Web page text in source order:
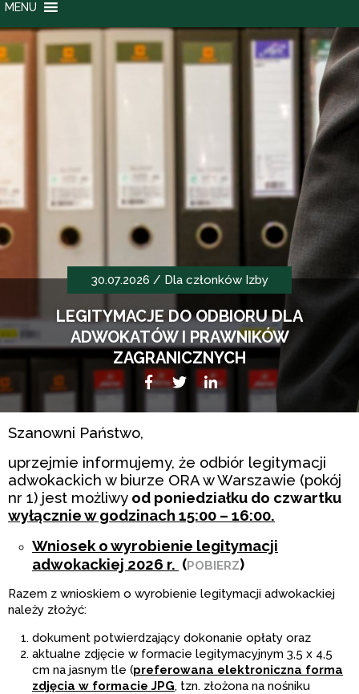
MENU
30.07.2026 / Dla członków Izby
LEGITYMACJE DO ODBIORU DLA
ADWOKATÓW I PRAWNIKÓW
ZAGRANICZNYCH
Facebook
TwitterLikedIn
Szanowni Państwo,
uprzejmie informujemy, że odbiór legitymacji
adwokackich w biurze ORA w Warszawie (pokój
nr 1) jest możliwy od poniedziałku do czwartku
wyłącznie w godzinach 15:00 – 16:00.
Wniosek o wyrobienie legitymacji
adwokackiej 2026 r. (POBIERZ)
Razem z wnioskiem o wyrobienie legitymacji adwokackiej
należy złożyć:
dokument potwierdzający dokonanie opłaty oraz
aktualne zdjęcie w formacie legitymacyjnym 3,5 x 4,5
cm na jasnym tle (preferowana elektroniczna forma
zdjęcia w formacie JPG, tzn. złożona na nośniku